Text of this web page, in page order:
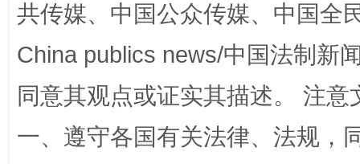
共传媒、中国公众传媒、中国全
China publics news/中国法制新
同意其观点或证实其描述。 注
一、遵守各国有关法律、法规，